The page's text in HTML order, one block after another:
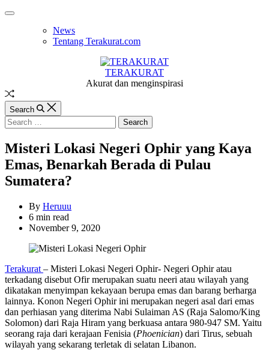
Skip
Off
News
Tentang Terakurat.com
TERAKURAT
Akurat dan menginspirasi
Random
Article
Search
Search
for:
Misteri Lokasi Negeri Ophir yang Kaya
Emas, Benarkah Berada di Pulau
Sumatera?
By Heruuu
Estimated
read
6 min read
November 9, 2020
Terakurat – Misteri Lokasi Negeri Ophir- Negeri Ophir atau
terkadang disebut Ofir merupakan suatu neeri atau wilayah yang
dikatakan menyimpan kekayaan berupa emas dan barang berharga
lainnya. Konon Negeri Ophir ini merupakan negeri asal dari emas
dan perhiasan yang diterima Nabi Sulaiman AS (Raja Salomo/King
Solomon) dari Raja Hiram yang berkuasa antara 980-947 SM. Yaitu
seorang raja dari kerajaan Fenisia (Phoenician) dari Tirus, sebuah
wilayah yang sekarang terletak di selatan Libanon.